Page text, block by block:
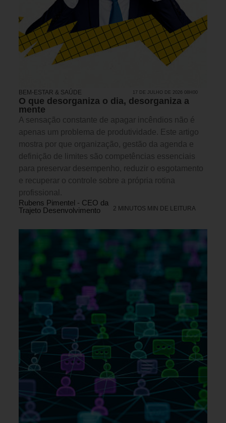
BEM-ESTAR & SAÚDE 17 DE JULHO DE 2026 08H00
O que desorganiza o dia, desorganiza a
mente
A sensação constante de apagar incêndios não é
apenas um problema de produtividade. Este artigo
mostra por que organização, gestão da agenda e
definição de limites são competências essenciais
para preservar desempenho, reduzir o esgotamento
e recuperar o controle sobre a própria rotina
profissional.
Rubens Pimentel - CEO da
Trajeto Desenvolvimento
2 MINUTOS MIN DE LEITURA